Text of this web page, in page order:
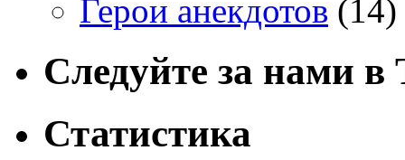
Герои анекдотов (14)
Следуйте за нами
Статистика